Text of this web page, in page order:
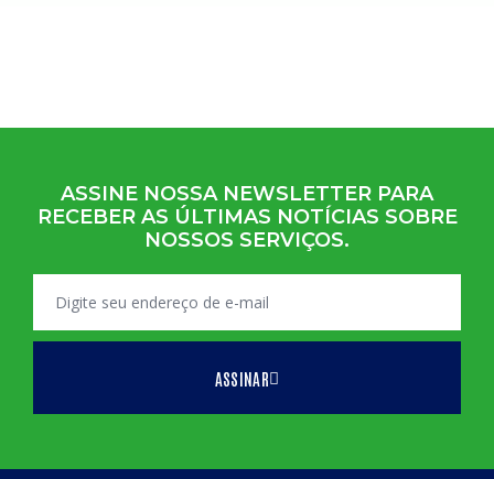
ASSINE NOSSA NEWSLETTER PARA
RECEBER AS ÚLTIMAS NOTÍCIAS SOBRE
NOSSOS SERVIÇOS.
ASSINAR